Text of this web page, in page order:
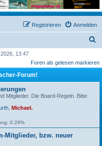
Anmelden
Registrieren
c
13:47
Foren als gelesen markieren
Forum!
Mitglieder. Die Board-Regeln. Bitte
Michael.
0.29%
Mitglieder, bzw. neuer